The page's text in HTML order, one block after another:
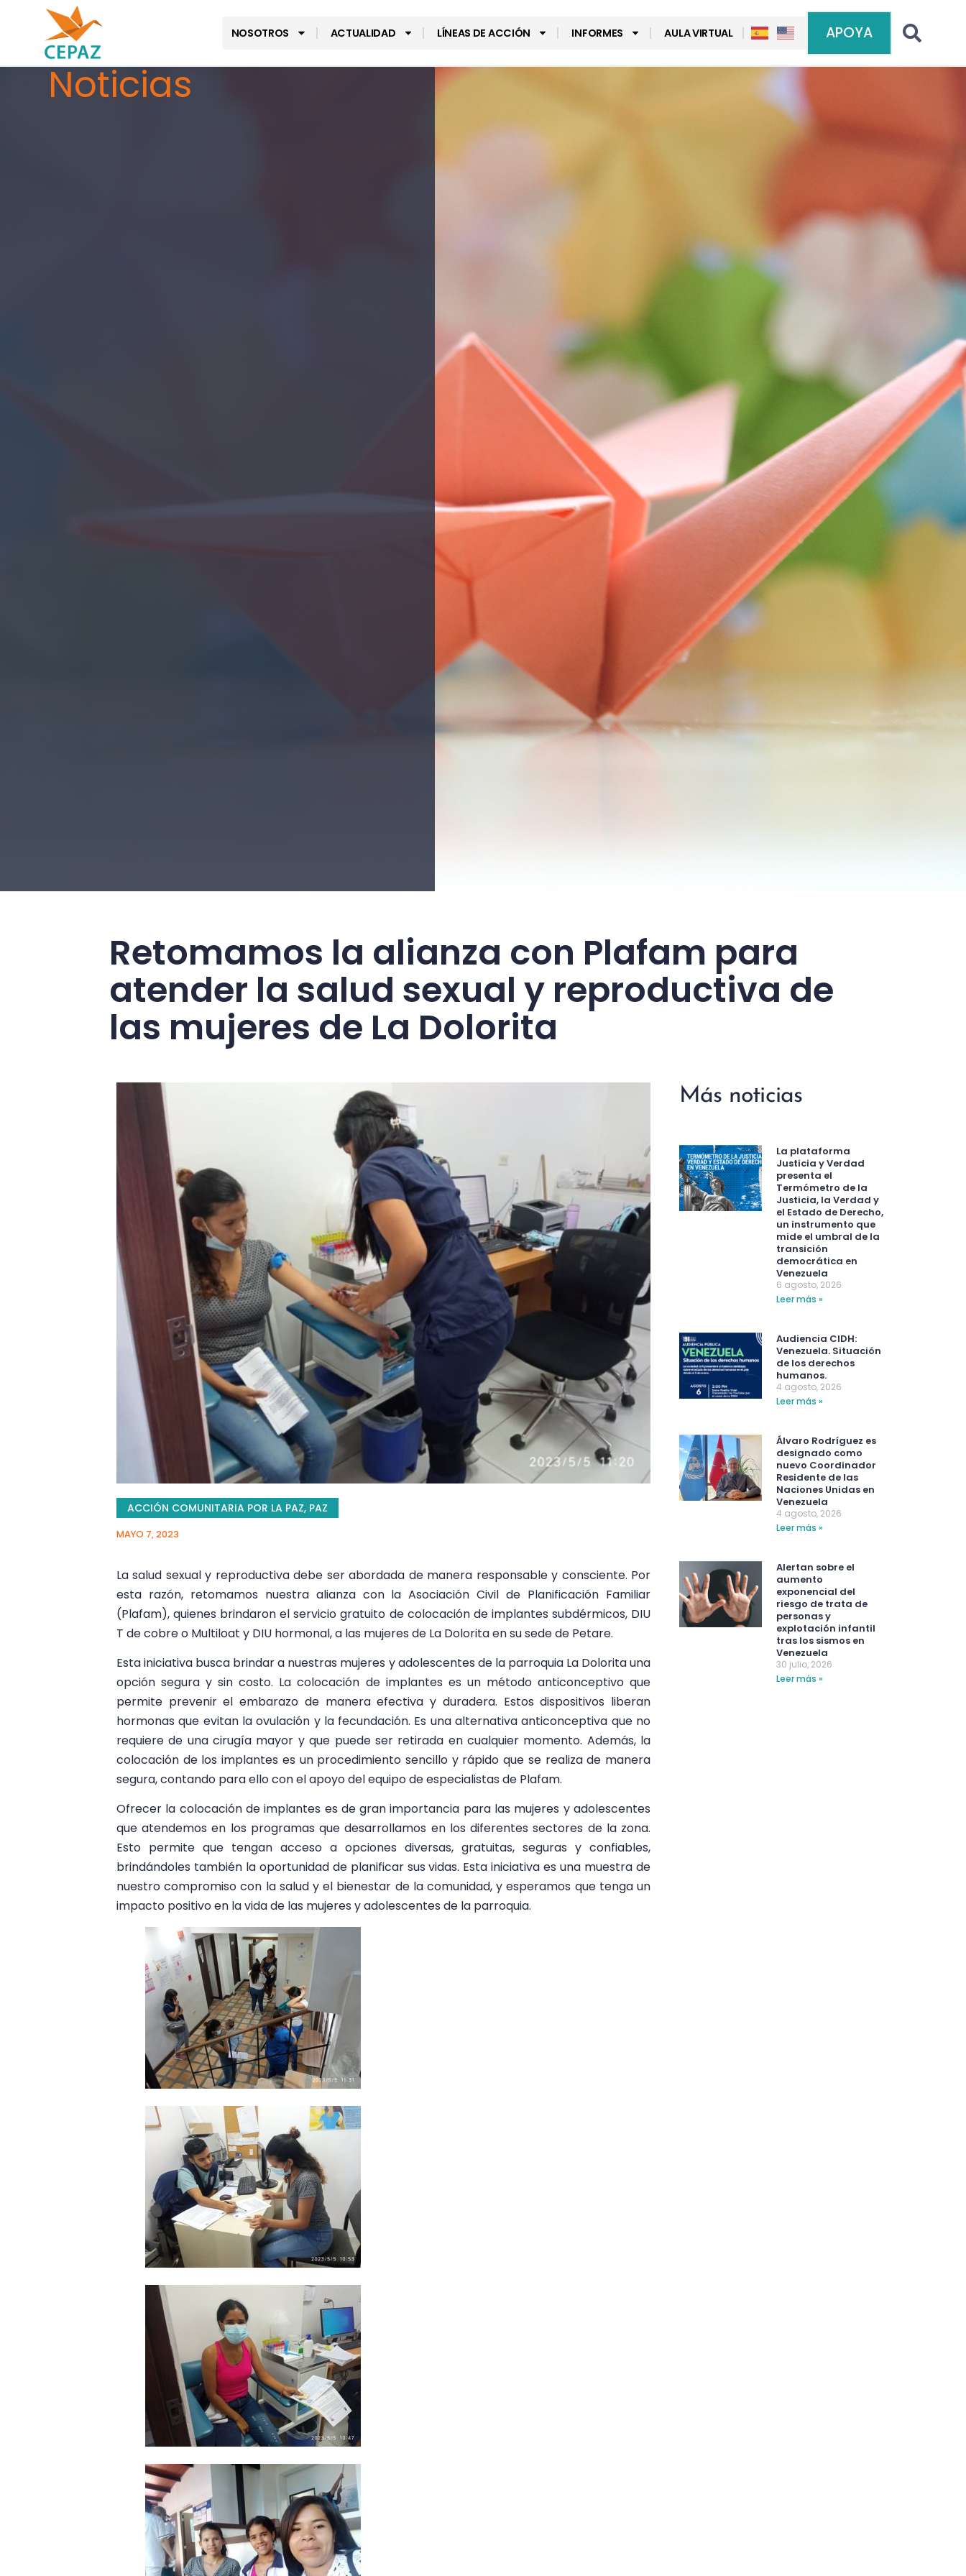
NOSOTROS ACTUALIDAD LÍNEAS DE ACCIÓN INFORMES AULA VIRTUAL APOYA
Noticias
Retomamos la alianza con Plafam para
atender la salud sexual y reproductiva de
las mujeres de La Dolorita
ACCIÓN COMUNITARIA POR LA PAZ, PAZ
MAYO 7, 2023
La salud sexual y reproductiva debe ser abordada de manera responsable y consciente. Por
esta razón, retomamos nuestra alianza con la Asociación Civil de Planificación Familiar
(Plafam), quienes brindaron el servicio gratuito de colocación de implantes subdérmicos, DIU
T de cobre o Multiloat y DIU hormonal, a las mujeres de La Dolorita en su sede de Petare.
Esta iniciativa busca brindar a nuestras mujeres y adolescentes de la parroquia La Dolorita una
opción segura y sin costo. La colocación de implantes es un método anticonceptivo que
permite prevenir el embarazo de manera efectiva y duradera. Estos dispositivos liberan
hormonas que evitan la ovulación y la fecundación. Es una alternativa anticonceptiva que no
requiere de una cirugía mayor y que puede ser retirada en cualquier momento. Además, la
colocación de los implantes es un procedimiento sencillo y rápido que se realiza de manera
segura, contando para ello con el apoyo del equipo de especialistas de Plafam.
Ofrecer la colocación de implantes es de gran importancia para las mujeres y adolescentes
que atendemos en los programas que desarrollamos en los diferentes sectores de la zona.
Esto permite que tengan acceso a opciones diversas, gratuitas, seguras y confiables,
brindándoles también la oportunidad de planificar sus vidas. Esta iniciativa es una muestra de
nuestro compromiso con la salud y el bienestar de la comunidad, y esperamos que tenga un
impacto positivo en la vida de las mujeres y adolescentes de la parroquia.
Más noticias
La plataforma
Justicia y Verdad
presenta el
Termómetro de la
Justicia, la Verdad y
el Estado de Derecho,
un instrumento que
mide el umbral de la
transición
democrática en
Venezuela
6 agosto, 2026
Leer más »
Audiencia CIDH:
Venezuela. Situación
de los derechos
humanos.
4 agosto, 2026
Leer más »
Álvaro Rodríguez es
designado como
nuevo Coordinador
Residente de las
Naciones Unidas en
Venezuela
4 agosto, 2026
Leer más »
Alertan sobre el
aumento
exponencial del
riesgo de trata de
personas y
explotación infantil
tras los sismos en
Venezuela
30 julio, 2026
Leer más »